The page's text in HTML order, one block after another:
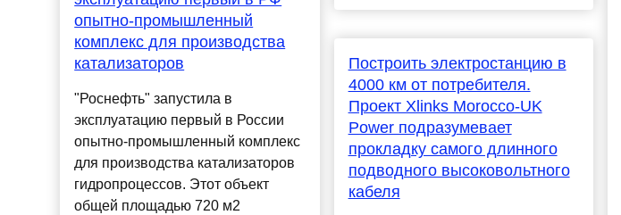
опытно-промышленный
комплекс для производства
катализаторов
"Роснефть" запустила в
эксплуатацию первый в России
опытно-промышленный комплекс
для производства катализаторов
гидропроцессов. Этот объект
общей площадью 720 м2
Построить электростанцию в
4000 км от потребителя.
Проект Xlinks Morocco-UK
Power подразумевает
прокладку самого длинного
подводного высоковольтного
кабеля